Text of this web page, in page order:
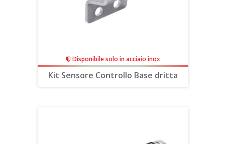
Disponibile solo in acciaio inox
Kit Sensore Controllo Base dritta